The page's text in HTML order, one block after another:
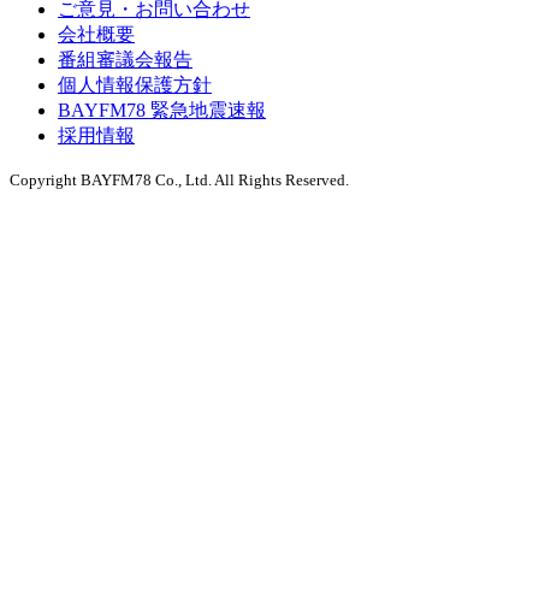
ご意見・お問い合わせ
会社概要
番組審議会報告
個人情報保護方針
BAYFM78 緊急地震速報
採用情報
Copyright BAYFM78 Co., Ltd. All Rights Reserved.